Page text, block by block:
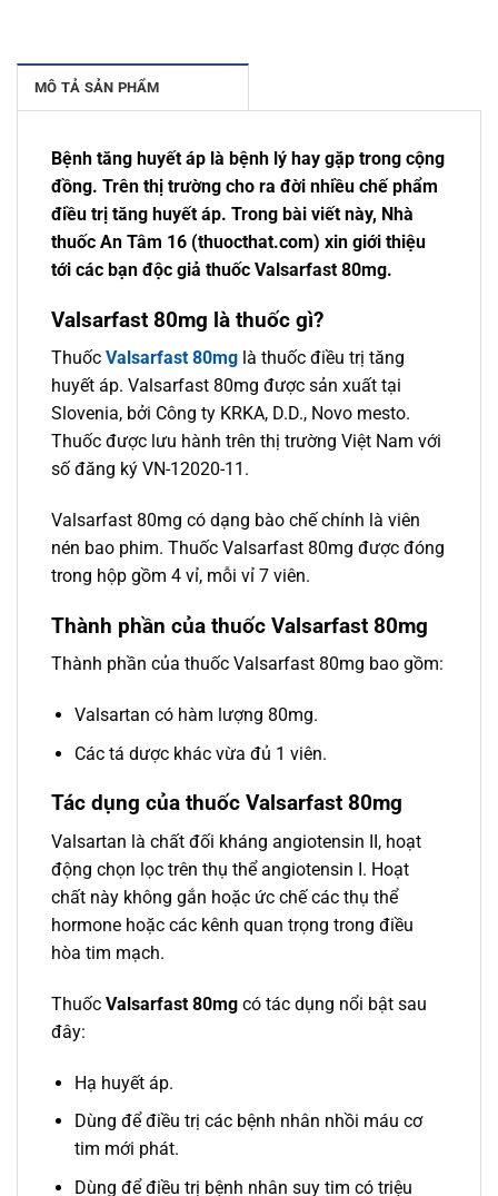
MÔ TẢ SẢN PHẨM
Bệnh tăng huyết áp là bệnh lý hay gặp trong cộng
đồng. Trên thị trường cho ra đời nhiều chế phẩm
điều trị tăng huyết áp. Trong bài viết này, Nhà
thuốc An Tâm 16 (thuocthat.com) xin giới thiệu
tới các bạn độc giả thuốc Valsarfast 80mg.
Valsarfast 80mg là thuốc gì?
Thuốc Valsarfast 80mg là thuốc điều trị tăng
huyết áp. Valsarfast 80mg được sản xuất tại
Slovenia, bởi Công ty KRKA, D.D., Novo mesto.
Thuốc được lưu hành trên thị trường Việt Nam với
số đăng ký VN-12020-11.
Valsarfast 80mg có dạng bào chế chính là viên
nén bao phim. Thuốc Valsarfast 80mg được đóng
trong hộp gồm 4 vỉ, mỗi vỉ 7 viên.
Thành phần của thuốc Valsarfast 80mg
Thành phần của thuốc Valsarfast 80mg bao gồm:
Valsartan có hàm lượng 80mg.
Các tá dược khác vừa đủ 1 viên.
Tác dụng của thuốc Valsarfast 80mg
Valsartan là chất đối kháng angiotensin II, hoạt
động chọn lọc trên thụ thể angiotensin I. Hoạt
chất này không gắn hoặc ức chế các thụ thể
hormone hoặc các kênh quan trọng trong điều
hòa tim mạch.
Thuốc Valsarfast 80mg có tác dụng nổi bật sau
đây:
Hạ huyết áp.
Dùng để điều trị các bệnh nhân nhồi máu cơ
tim mới phát.
Dùng để điều trị bệnh nhân suy tim có triệu